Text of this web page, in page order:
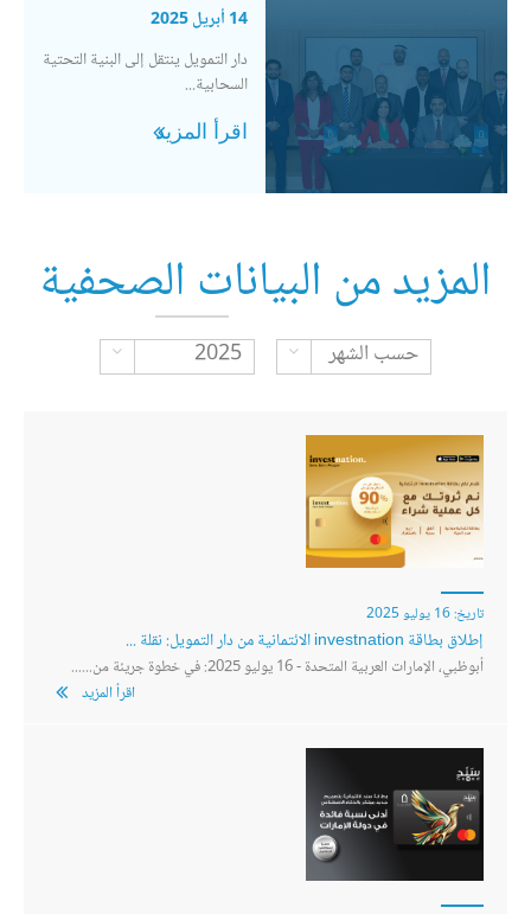
14 أبريل 2025
دار التمويل ينتقل إلى البنية التحتية
السحابية...
اقرأ المزيد
المزيد من البيانات الصحفية
حسب الشهر Toggle Dropdown
2025
Dropdown
تاريخ:16 يوليو 2025
إطلاق بطاقة investnation الائتمانية من دار التمويل: نقلة ...
أبوظبي، الإمارات العربية المتحدة - 16 يوليو 2025: في خطوة جريئة من......
اقرأ المزيد